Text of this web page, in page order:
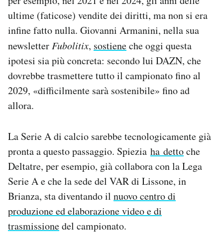
ultime (faticose) vendite dei diritti, ma non si era
infine fatto nulla. Giovanni Armanini, nella sua
newsletter Fubolitix, sostieneche oggi questa
ipotesi sia più concreta: secondo lui DAZN, che
dovrebbe trasmettere tutto il campionato fino al
2029, «difficilmente sarà sostenibile» fino ad
allora.
La Serie A di calcio sarebbe tecnologicamente già
pronta a questo passaggio. Spiezia ha dettoche
Deltatre, per esempio, già collabora con la Lega
Serie A e che la sede del VAR di Lissone, in
Brianza, sta diventando il nuovo centro di
produzione ed elaborazione video e di
trasmissionedel campionato.